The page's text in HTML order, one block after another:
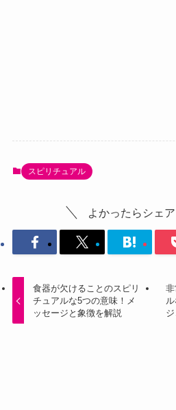
スピリチュアル
よかったらシェア
食器が欠けることのスピリ
チュアルな5つの意味！メ
ッセージと象徴を解説